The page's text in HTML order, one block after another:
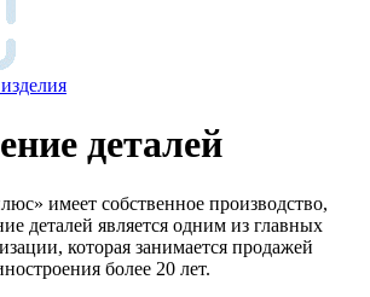
деталей
имеет собственное производство,
деталей является одним из главных
которая занимается продажей
более 20 лет.